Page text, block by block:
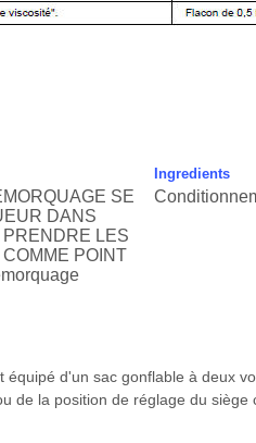
SE
DANS
LES
POINT
Ingredients
équipé d'un sac gonflable à deux
de la position de réglage du